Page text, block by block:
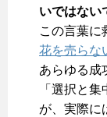
いではない
この言葉に
花を売らな
あらゆる成
「選択と集
が、実際に